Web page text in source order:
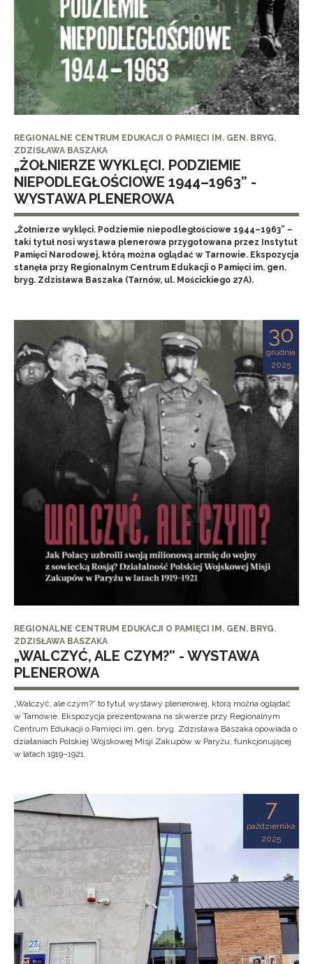
REGIONALNE CENTRUM EDUKACJI O PAMIĘCI IM. GEN. BRYG.
ZDZISŁAWA BASZAKA
„ŻOŁNIERZE WYKLĘCI. PODZIEMIE
NIEPODLEGŁOŚCIOWE 1944–1963” -
WYSTAWA PLENEROWA
„Żołnierze wyklęci. Podziemie niepodległościowe 1944–1963” –
taki tytuł nosi wystawa plenerowa przygotowana przez Instytut
Pamięci Narodowej, którą można oglądać w Tarnowie. Ekspozycja
stanęła przy Regionalnym Centrum Edukacji o Pamięci im. gen.
bryg. Zdzisława Baszaka (Tarnów, ul. Mościckiego 27A).
30
grudnia
2025
REGIONALNE CENTRUM EDUKACJI O PAMIĘCI IM. GEN. BRYG.
ZDZISŁAWA BASZAKA
„WALCZYĆ, ALE CZYM?” - WYSTAWA
PLENEROWA
„Walczyć, ale czym?” to tytuł wystawy plenerowej, którą można oglądać
w Tarnowie. Ekspozycja prezentowana na skwerze przy Regionalnym
Centrum Edukacji o Pamięci im. gen. bryg. Zdzisława Baszaka opowiada o
działaniach Polskiej Wojskowej Misji Zakupów w Paryżu, funkcjonującej
w latach 1919–1921.
7
października
2025